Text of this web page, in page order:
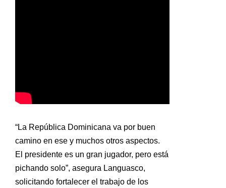
“La República Dominicana va por buen
camino en ese y muchos otros aspectos.
El presidente es un gran jugador, pero está
pichando solo”, asegura Languasco,
solicitando fortalecer el trabajo de los